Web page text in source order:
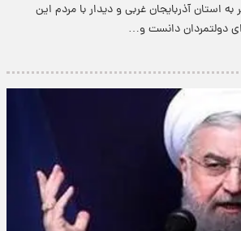
استان آذربایجان غربی و دیدار با مردم این
دولتمردان دانست و…